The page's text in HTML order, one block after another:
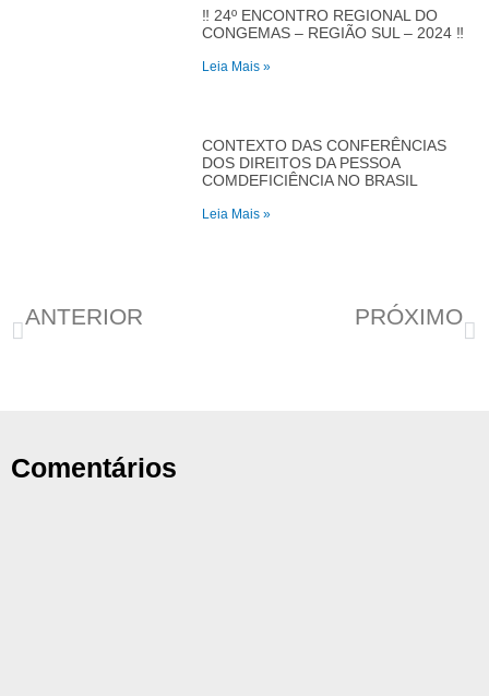
‼️ 24º ENCONTRO REGIONAL DO
CONGEMAS – REGIÃO SUL – 2024 ‼️
Leia Mais »
CONTEXTO DAS CONFERÊNCIAS
DOS DIREITOS DA PESSOA
COMDEFICIÊNCIA NO BRASIL
Leia Mais »
ANTERIOR
PRÓXIMO
Comentários